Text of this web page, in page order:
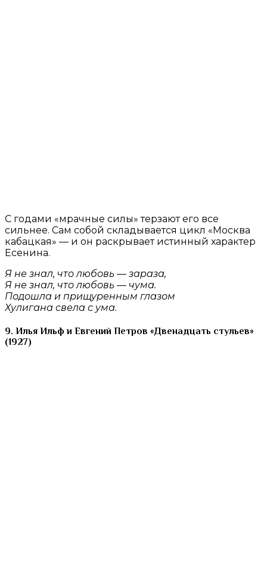
С годами «мрачные силы» терзают его все
сильнее. Сам собой складывается цикл «Москва
кабацкая» — и он раскрывает истинный характер
Есенина.
Я не знал, что любовь — зараза,
Я не знал, что любовь — чума.
Подошла и прищуренным глазом
Хулигана свела с ума.
9. Илья Ильф и Евгений Петров «Двенадцать стульев»
(1927)